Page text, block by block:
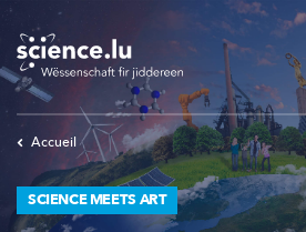
Skip
main
content
Accueil
SCIENCE MEETS ART